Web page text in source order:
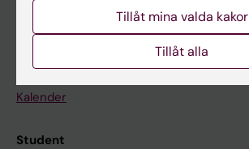
Nyheter
Kalender
Student
Tillåt mina valda kakor
Tillåt alla